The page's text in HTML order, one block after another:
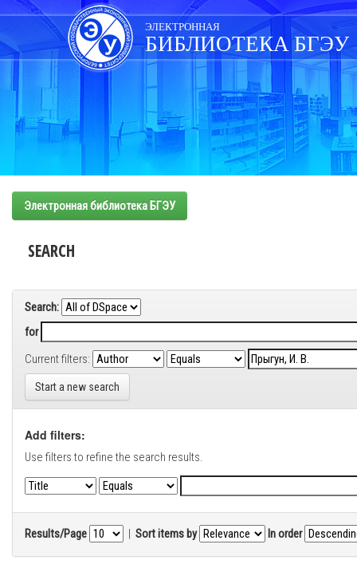
Skip
navigation
ЭЛЕКТРОННАЯ
БИБЛИОТЕКА БГЭУ
Электронная библиотека БГЭУ
SEARCH
Search:
for
Current filters:
Start a new search
Add filters:
Use filters to refine the search results.
Results/Page | Sort items by In order